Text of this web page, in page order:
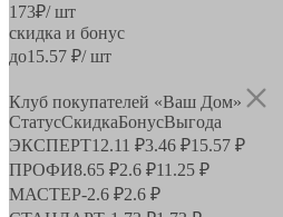
173₽/ шт
скидка и бонус
до15.57 ₽/ шт
Клуб покупателей «Ваш Дом»
СтатусСкидкаБонусВыгода
ЭКСПЕРТ12.11 ₽3.46 ₽15.57 ₽
ПРОФИ8.65 ₽2.6 ₽11.25 ₽
МАСТЕР-2.6 ₽2.6 ₽